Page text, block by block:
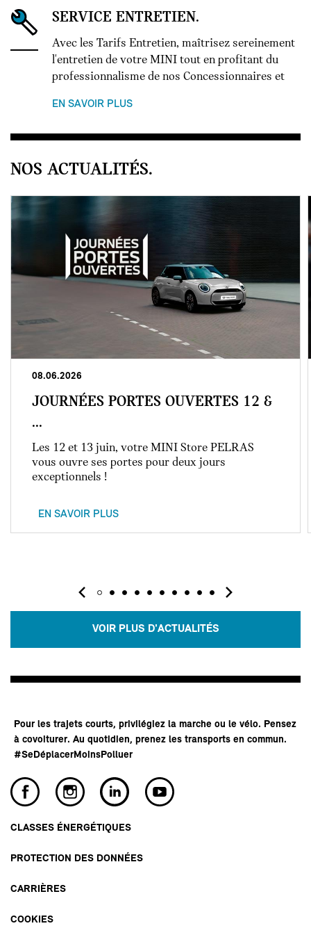
SERVICE ENTRETIEN.
Avec les Tarifs Entretien, maîtrisez sereinement
l'entretien de votre MINI tout en profitant du
professionnalisme de nos Concessionnaires et
EN SAVOIR PLUS
NOS ACTUALITÉS.
08.06.2026
JOURNÉES PORTES OUVERTES 12 &
...
Les 12 et 13 juin, votre MINI Store PELRAS
vous ouvre ses portes pour deux jours
exceptionnels !
EN SAVOIR PLUS
VOIR PLUS D'ACTUALITÉS
Pour les trajets courts, privilégiez la marche ou le vélo. Pensez
à covoiturer. Au quotidien, prenez les transports en commun.
#SeDéplacerMoinsPolluer
CLASSES ÉNERGÉTIQUES
PROTECTION DES DONNÉES
CARRIÈRES
COOKIES